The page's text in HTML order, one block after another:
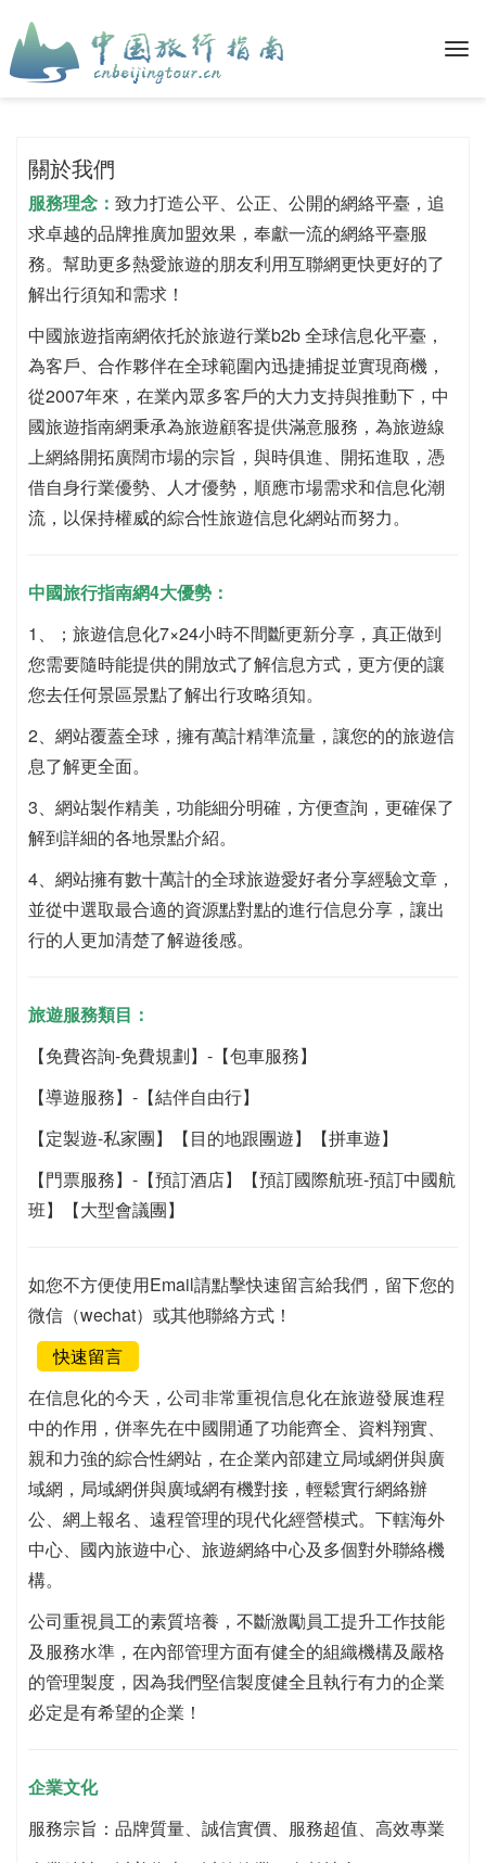
關於我們
服務理念： 致力打造公平、公正、公開的網絡平臺，追
求卓越的品牌推廣加盟效果，奉獻一流的網絡平臺服
務。幫助更多熱愛旅遊的朋友利用互聯網更快更好的了
解出行須知和需求！
中國旅遊指南網依托於旅遊行業b2b 全球信息化平臺，
為客戶、合作夥伴在全球範圍內迅捷捕捉並實現商機，
從2007年來，在業內眾多客戶的大力支持與推動下，中
國旅遊指南網秉承為旅遊顧客提供滿意服務，為旅遊線
上網絡開拓廣闊市場的宗旨，與時俱進、開拓進取，憑
借自身行業優勢、人才優勢，順應市場需求和信息化潮
流，以保持權威的綜合性旅遊信息化網站而努力。
中國旅行指南網4大優勢：
1、；旅遊信息化7×24小時不間斷更新分享，真正做到
您需要隨時能提供的開放式了解信息方式，更方便的讓
您去任何景區景點了解出行攻略須知。
2、網站覆蓋全球，擁有萬計精準流量，讓您的的旅遊信
息了解更全面。
3、網站製作精美，功能細分明確，方便查詢，更確保了
解到詳細的各地景點介紹。
4、網站擁有數十萬計的全球旅遊愛好者分享經驗文章，
並從中選取最合適的資源點對點的進行信息分享，讓出
行的人更加清楚了解遊後感。
旅遊服務類目：
【免費咨詢-免費規劃】-【包車服務】
【導遊服務】-【結伴自由行】
【定製遊-私家團】【目的地跟團遊】【拼車遊】
【門票服務】-【預訂酒店】【預訂國際航班-預訂中國航
班】【大型會議團】
如您不方便使用Email請點擊快速留言給我們，留下您的
微信（wechat）或其他聯絡方式！
快速留言
在信息化的今天，公司非常重視信息化在旅遊發展進程
中的作用，併率先在中國開通了功能齊全、資料翔實、
親和力強的綜合性網站，在企業內部建立局域網併與廣
域網，局域網併與廣域網有機對接，輕鬆實行網絡辦
公、網上報名、遠程管理的現代化經營模式。下轄海外
中心、國內旅遊中心、旅遊網絡中心及多個對外聯絡機
構。
公司重視員工的素質培養，不斷激勵員工提升工作技能
及服務水準，在內部管理方面有健全的組織機構及嚴格
的管理製度，因為我們堅信製度健全且執行有力的企業
必定是有希望的企業！
企業文化
服務宗旨：品牌質量、誠信實價、服務超值、高效專業